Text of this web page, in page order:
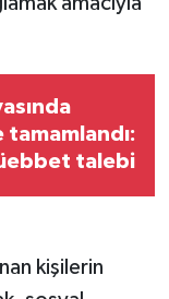
tamamlandı:
talebi
kişilerin